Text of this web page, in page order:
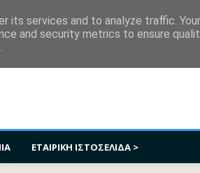
ΕΤΑΙΡΙΚΗ ΙΣΤΟΣΕΛΙΔΑ >
its services and to analyze traffic.
and security metrics to ensure